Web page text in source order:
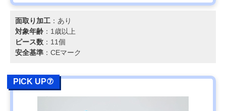
面取り加工 ：あり
対象年齢 ：1歳以上
ピース数 ：11個
安全基準 ：CEマーク
PICK UP⑦